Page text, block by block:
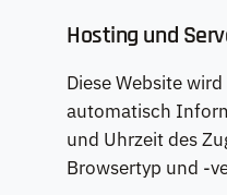
Hosting und
Diese Website
automatisch
und Uhrzeit des
Browsertyp und -